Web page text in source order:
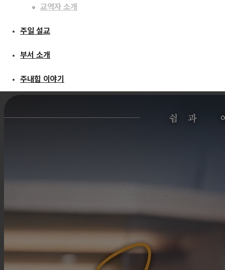
주일 설교
주내힘 이야기
교역자 소개
주일 설교
부서 소개
주내힘 이야기
[25.11.30] 환난 속에